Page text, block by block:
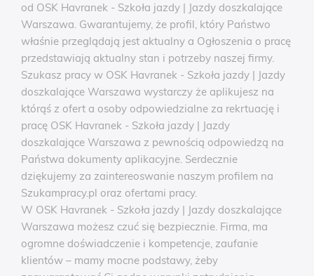
od OSK Havranek - Szkoła jazdy | Jazdy doszkalające
Warszawa. Gwarantujemy, że profil, który Państwo
właśnie przeglądają jest aktualny a Ogłoszenia o pracę
przedstawiają aktualny stan i potrzeby naszej firmy.
Szukasz pracy w OSK Havranek - Szkoła jazdy | Jazdy
doszkalające Warszawa wystarczy że aplikujesz na
którąś z ofert a osoby odpowiedzialne za rekrtuację i
pracę OSK Havranek - Szkoła jazdy | Jazdy
doszkalające Warszawa z pewnością odpowiedzą na
Państwa dokumenty aplikacyjne. Serdecznie
dziękujemy za zaintereoswanie naszym profilem na
Szukampracy.pl oraz ofertami pracy.
W OSK Havranek - Szkoła jazdy | Jazdy doszkalające
Warszawa możesz czuć się bezpiecznie. Firma, ma
ogromne doświadczenie i kompetencje, zaufanie
klientów – mamy mocne podstawy, żeby